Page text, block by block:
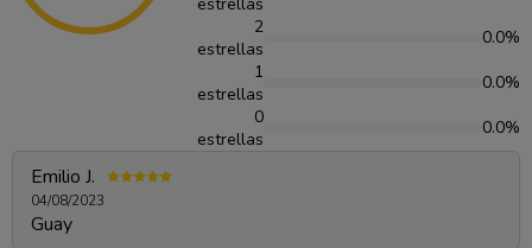
2
estrellas
0.0%
1
estrellas
0.0%
0
estrellas
0.0%
Emilio J.
04/08/2023
Guay